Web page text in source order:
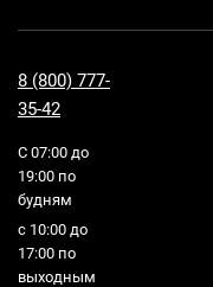
8 (800) 777-
35-42
С 07:00 до
19:00 по
будням
с 10:00 до
17:00 по
выходным